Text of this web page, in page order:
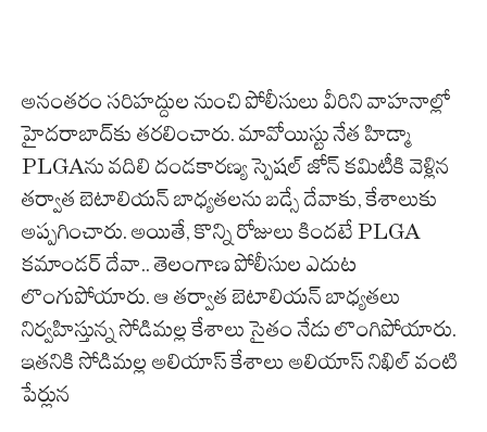
అనంతరం సరిహద్దుల నుంచి పోలీసులు వీరిని వాహనాల్లో
హైదరాబాద్‌కు తరలించారు. మావోయిస్టు నేత హిడ్మా
PLGAను వదిలి దండకారణ్య స్పెషల్ జోన్ కమిటీకి వెళ్లిన
తర్వాత బెటాలియన్ బాధ్యతలను బడ్సే దేవాకు, కేశాలుకు
అప్పగించారు. అయితే, కొన్ని రోజులు కిందటే PLGA
కమాండర్ దేవా.. తెలంగాణ పోలీసుల ఎదుట
లొంగుపోయారు. ఆ తర్వాత బెటాలియన్ బాధ్యతలు
నిర్వహిస్తున్న సోడిమల్ల కేశాలు సైతం నేడు లొంగిపోయారు.
ఇతనికి సోడిమల్ల అలియాస్ కేశాలు అలియాస్ నిఖిల్ వంటి
పేర్లున